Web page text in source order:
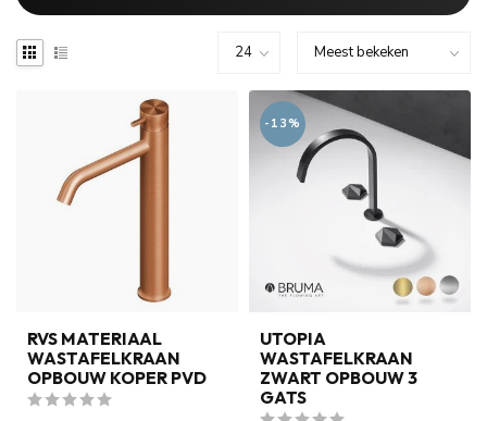
RVS MATERIAAL
WASTAFELKRAAN
OPBOUW KOPER PVD
-13%
UTOPIA
WASTAFELKRAAN
ZWART OPBOUW 3
GATS